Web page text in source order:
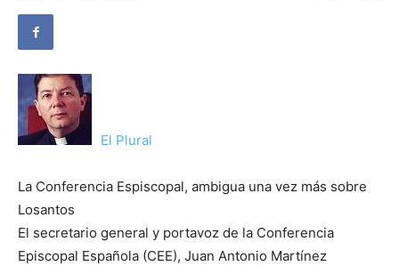
El Plural
La Conferencia Espiscopal, ambigua una vez más sobre
Losantos
El secretario general y portavoz de la Conferencia
Episcopal Española (CEE), Juan Antonio Martínez